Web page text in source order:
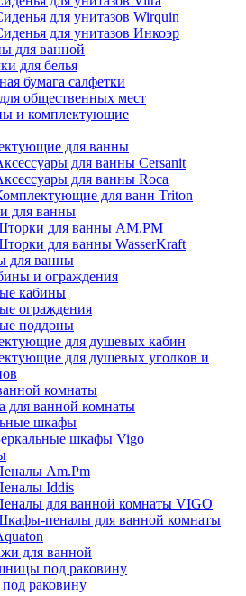
для унитазов Wirquin
для унитазов Инкоэр
для ванной
для белья
бумага салфетки
общественных мест
и комплектующие
для ванны
для ванны Cersanit
для ванны Roca
для ванн Triton
для ванны
для ванны AM.PM
для ванны WasserKraft
для ванны
и ограждения
кабины
ограждения
поддоны
для душевых кабин
для душевых уголков и
комнаты
для ванной комнаты
шкафы
шкафы Vigo
Am.Pm
Iddis
для ванной комнаты VIGO
пеналы для ванной комнаты
для ванной
под раковину
раковину